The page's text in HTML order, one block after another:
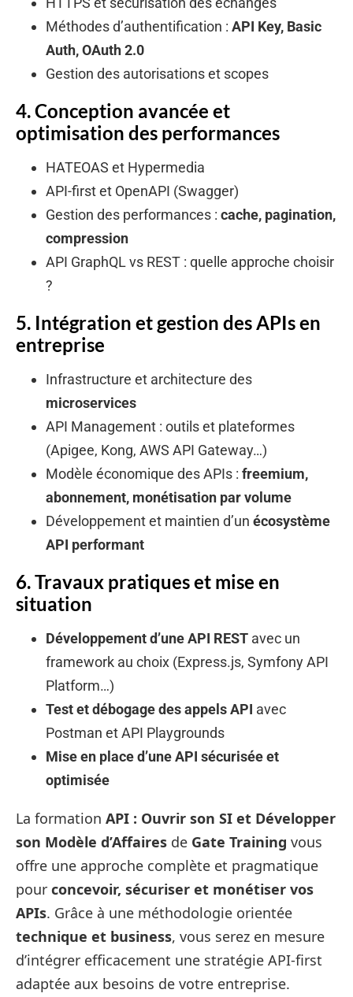
Méthodes d’authentification : API Key, Basic
Auth, OAuth 2.0
Gestion des autorisations et scopes
4. Conception avancée et
optimisation des performances
HATEOAS et Hypermedia
API-first et OpenAPI (Swagger)
Gestion des performances : cache, pagination,
compression
API GraphQL vs REST : quelle approche choisir
?
5. Intégration et gestion des APIs en
entreprise
Infrastructure et architecture des
microservices
API Management : outils et plateformes
(Apigee, Kong, AWS API Gateway…)
Modèle économique des APIs : freemium,
abonnement, monétisation par volume
Développement et maintien d’un écosystème
API performant
6. Travaux pratiques et mise en
situation
Développement d’une API REST avec un
framework au choix (Express.js, Symfony API
Platform…)
Test et débogage des appels API avec
Postman et API Playgrounds
Mise en place d’une API sécurisée et
optimisée
La formation API : Ouvrir son SI et Développer
son Modèle d’Affaires de Gate Training vous
offre une approche complète et pragmatique
pour concevoir, sécuriser et monétiser vos
APIs. Grâce à une méthodologie orientée
technique et business, vous serez en mesure
d’intégrer efficacement une stratégie API-first
adaptée aux besoins de votre entreprise.